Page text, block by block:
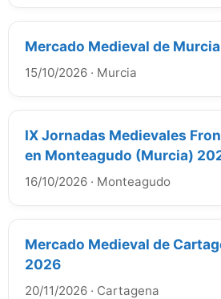
Mercado Medieval de
15/10/2026 · Murcia
IX Jornadas Medievales
en Monteagudo (Murcia)
16/10/2026 · Monteagudo
Mercado Medieval de
2026
20/11/2026 · Cartagena